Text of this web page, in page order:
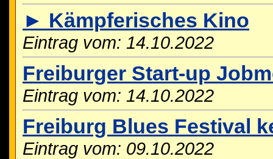
► Kämpferisches Kino
Eintrag vom: 14.10.2022
Freiburger Start-up
Eintrag vom: 14.10.2022
Freiburg Blues Festival
Eintrag vom: 09.10.2022